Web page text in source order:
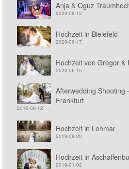
Anja & Oguz
2020-08-12
Hochzeit in Bielefeld
2020-06-17
Hochzeit von Gregor &
2020-06-15
Afterwedding Shooting
Frankfurt
2019-09-12
Hochzeit in Lohmar
2019-08-20
Hochzeit in
2019-01-02